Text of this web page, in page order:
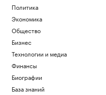
Политика
Экономика
Общество
Бизнес
Технологии и медиа
Финансы
Биографии
База знаний